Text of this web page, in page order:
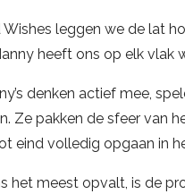
Wishes leggen we de lat
heeft ons op elk vlak
denken actief mee,
Ze pakken de sfeer van
eind volledig opgaan in
het meest opvalt, is de